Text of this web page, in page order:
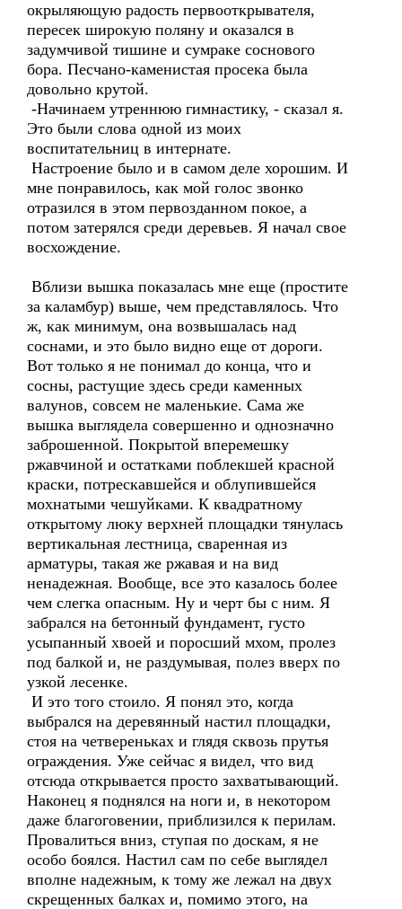
окрыляющую радость первооткрывателя,
пересек широкую поляну и оказался в
задумчивой тишине и сумраке соснового
бора. Песчано-каменистая просека была
довольно крутой.
-Начинаем утреннюю гимнастику, - сказал я.
Это были слова одной из моих
воспитательниц в интернате.
Настроение было и в самом деле хорошим. И
мне понравилось, как мой голос звонко
отразился в этом первозданном покое, а
потом затерялся среди деревьев. Я начал свое
восхождение.
Вблизи вышка показалась мне еще (простите
за каламбур) выше, чем представлялось. Что
ж, как минимум, она возвышалась над
соснами, и это было видно еще от дороги.
Вот только я не понимал до конца, что и
сосны, растущие здесь среди каменных
валунов, совсем не маленькие. Сама же
вышка выглядела совершенно и однозначно
заброшенной. Покрытой вперемешку
ржавчиной и остатками поблекшей красной
краски, потрескавшейся и облупившейся
мохнатыми чешуйками. К квадратному
открытому люку верхней площадки тянулась
вертикальная лестница, сваренная из
арматуры, такая же ржавая и на вид
ненадежная. Вообще, все это казалось более
чем слегка опасным. Ну и черт бы с ним. Я
забрался на бетонный фундамент, густо
усыпанный хвоей и поросший мхом, пролез
под балкой и, не раздумывая, полез вверх по
узкой лесенке.
И это того стоило. Я понял это, когда
выбрался на деревянный настил площадки,
стоя на четвереньках и глядя сквозь прутья
ограждения. Уже сейчас я видел, что вид
отсюда открывается просто захватывающий.
Наконец я поднялся на ноги и, в некотором
даже благоговении, приблизился к перилам.
Провалиться вниз, ступая по доскам, я не
особо боялся. Настил сам по себе выглядел
вполне надежным, к тому же лежал на двух
скрещенных балках и, помимо этого, на